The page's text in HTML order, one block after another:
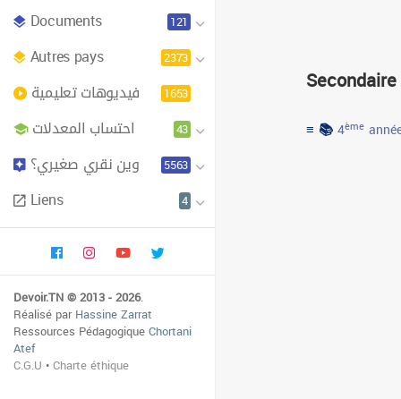
Documents 121
Autres pays 2373
فيديوهات تعليمية 1653
احتساب المعدلات 43
وين نقري صغيري؟ 5563
Liens 4
Devoir.TN © 2013 - 2026.
Réalisé parHassine Zarrat
Ressources PédagogiqueChortani
Atef
C.G.U •Charte éthique
Secondaire
≡ 📚4ème